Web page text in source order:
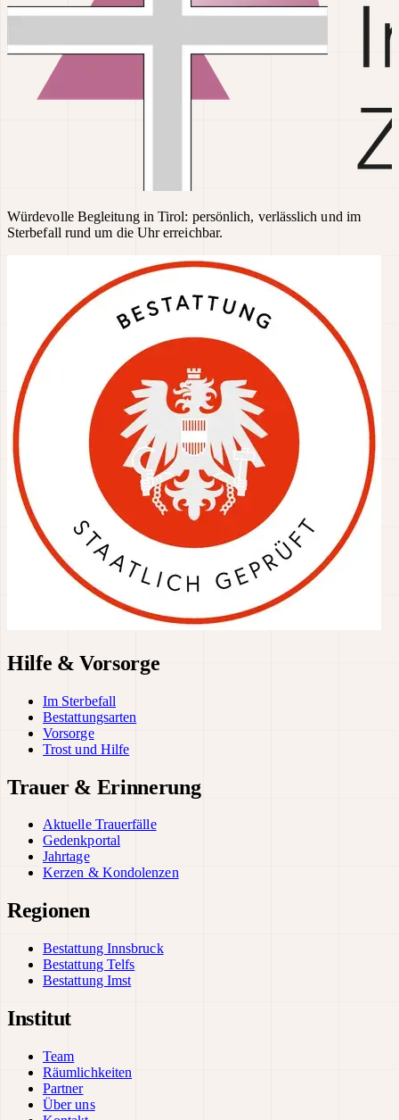
Würdevolle Begleitung in Tirol: persönlich, verlässlich und im
Sterbefall rund um die Uhr erreichbar.
Hilfe & Vorsorge
Im Sterbefall
Bestattungsarten
Vorsorge
Trost und Hilfe
Trauer & Erinnerung
Aktuelle Trauerfälle
Gedenkportal
Jahrtage
Kerzen & Kondolenzen
Regionen
Bestattung Innsbruck
Bestattung Telfs
Bestattung Imst
Institut
Team
Räumlichkeiten
Partner
Über uns